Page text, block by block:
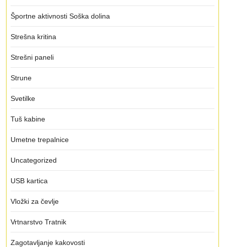
Športne aktivnosti Soška dolina
Strešna kritina
Strešni paneli
Strune
Svetilke
Tuš kabine
Umetne trepalnice
Uncategorized
USB kartica
Vložki za čevlje
Vrtnarstvo Tratnik
Zagotavljanje kakovosti